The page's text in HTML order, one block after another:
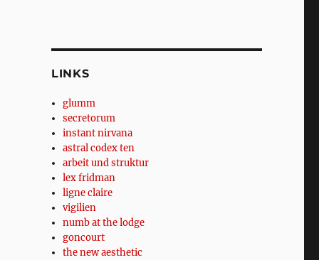
LINKS
glumm
secretorum
instant nirvana
astral codex ten
arbeit und struktur
lex fridman
ligne claire
vigilien
numb at the lodge
goncourt
the new aesthetic